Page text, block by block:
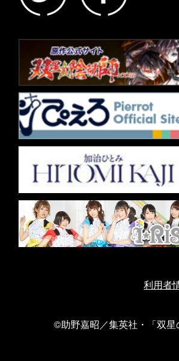
利用者
©助野嘉昭／集英社・「双